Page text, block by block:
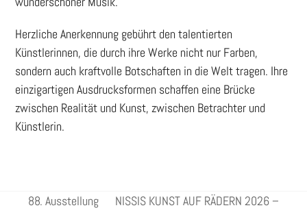
Herzliche Anerkennung gebührt den talentierten
Künstlerinnen, die durch ihre Werke nicht nur Farben,
sondern auch kraftvolle Botschaften in die Welt tragen. Ihre
einzigartigen Ausdrucksformen schaffen eine Brücke
zwischen Realität und Kunst, zwischen Betrachter und
Künstlerin.
88. Ausstellung
NISSIS KUNST AUF RÄDERN 2026 –